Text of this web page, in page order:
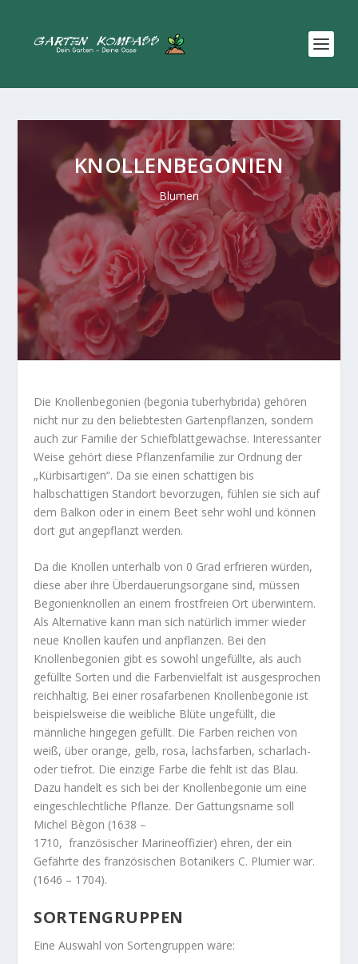
KNOLLENBEGONIEN
Blumen
Die Knollenbegonien (begonia tuberhybrida) gehören
nicht nur zu den beliebtesten Gartenpflanzen, sondern
auch zur Familie der Schiefblattgewächse. Interessanter
Weise gehört diese Pflanzenfamilie zur Ordnung der
„Kürbisartigen“. Da sie einen schattigen bis
halbschattigen Standort bevorzugen, fühlen sie sich auf
dem Balkon oder in einem Beet sehr wohl und können
dort gut angepflanzt werden.
Da die Knollen unterhalb von 0 Grad erfrieren würden,
diese aber ihre Überdauerungsorgane sind, müssen
Begonienknollen an einem frostfreien Ort überwintern.
Als Alternative kann man sich natürlich immer wieder
neue Knollen kaufen und anpflanzen. Bei den
Knollenbegonien gibt es sowohl ungefüllte, als auch
gefüllte Sorten und die Farbenvielfalt ist ausgesprochen
reichhaltig. Bei einer rosafarbenen Knollenbegonie ist
beispielsweise die weibliche Blüte ungefüllt, die
männliche hingegen gefüllt. Die Farben reichen von
weiß, über orange, gelb, rosa, lachsfarben, scharlach-
oder tiefrot. Die einzige Farbe die fehlt ist das Blau.
Dazu handelt es sich bei der Knollenbegonie um eine
eingeschlechtliche Pflanze. Der Gattungsname soll
Michel Bègon (1638 –
1710,französischer Marineoffizier) ehren, der ein
Gefährte des französischen Botanikers C. Plumier war.
(1646 – 1704).
SORTENGRUPPEN
Eine Auswahl von Sortengruppen wäre: